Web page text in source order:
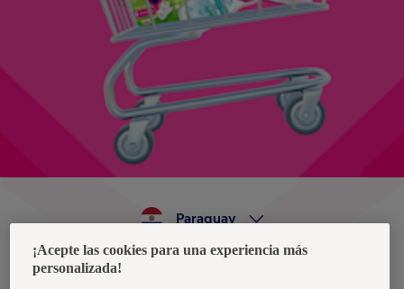
Política de privacidad de datos
Paraguay
¡Acepte las cookies para una experiencia más
personalizada!